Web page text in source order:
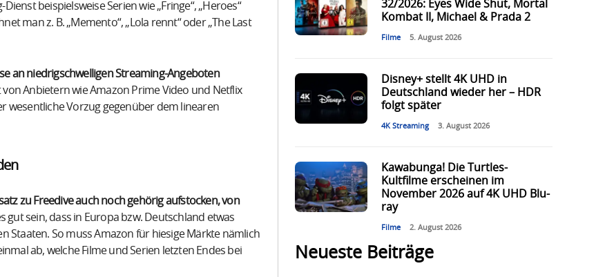
beispielsweise Serien wie „Fringe“, „Heroes“
man z. B. „Memento“, „Lola rennt“ oder „The Last
an niedrigschwelligen Streaming-Angeboten
Anbietern wie Amazon Prime Video und Netflix
wesentliche Vorzug gegenüber dem linearen
zu Freedive auch noch gehörig aufstocken, von
gut sein, dass in Europa bzw. Deutschland etwas
Staaten. So muss Amazon für hiesige Märkte nämlich
ab, welche Filme und Serien letzten Endes bei
32/2026: Eyes Wide Shut, Mortal
Kombat II, Michael & Prada 2
Filme 5. August 2026
Disney+ stellt 4K UHD in
Deutschland wieder her – HDR
folgt später
4K Streaming 3. August 2026
Kawabunga! Die Turtles-
Kultfilme erscheinen im
November 2026 auf 4K UHD Blu-
ray
Filme 2. August 2026
Neueste Beiträge